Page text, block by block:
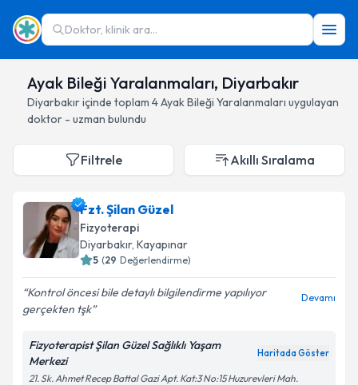
Doktor, klinik ara...
Ayak Bileği Yaralanmaları, Diyarbakır
Diyarbakıriçinde toplam 4Ayak Bileği Yaralanmaları uygulayan
doktor - uzman bulundu
Filtrele Akıllı Sıralama
Fzt. Şilan Güzel
Fizyoterapi
Diyarbakır, Kayapınar
5 (29 Değerlendirme)
Kontrol öncesi bile detaylı bilgilendirme yapılıyor
gerçekten tşk
Devamı
Fizyoterapist Şilan Güzel Sağlıklı Yaşam
Merkezi
Haritada Göster
21. Sk. Ahmet Recep Battal Gazi Apt. Kat:3 No:15 Huzurevleri Mah.